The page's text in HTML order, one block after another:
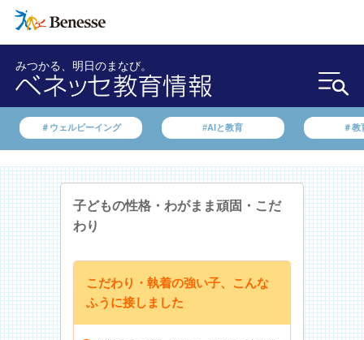
みつかる、明日のまなび。
＃ウェルビーイング #AIと教育 ＃教
子どもの性格・わがまま頑固・こだ
わり
こだわり・執着の強い子、こんな
ふうに接しました